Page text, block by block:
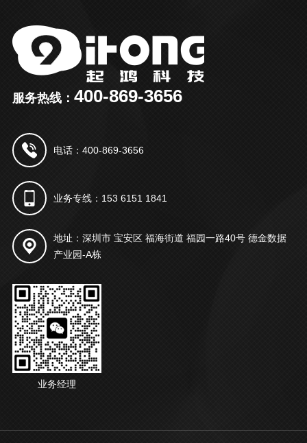
服务热线： 400-869-3656
电话：400-869-3656
业务专线：153 6151 1841
地址：深圳市 宝安区 福海街道 福园一路40号 德金数据
产业园-A栋
业务经理